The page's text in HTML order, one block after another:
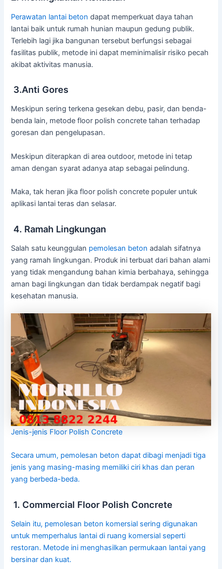
Perawatan lantai beton dapat memperkuat daya tahan
lantai baik untuk rumah hunian maupun gedung publik.
Terlebih lagi jika bangunan tersebut berfungsi sebagai
fasilitas publik, metode ini dapat meminimalisir risiko pecah
akibat aktivitas manusia.
3.Anti Gores
Meskipun sering terkena gesekan debu, pasir, dan benda-
benda lain, metode floor polish concrete tahan terhadap
goresan dan pengelupasan.
Meskipun diterapkan di area outdoor, metode ini tetap
aman dengan syarat adanya atap sebagai pelindung.
Maka, tak heran jika floor polish concrete populer untuk
aplikasi lantai teras dan selasar.
4. Ramah Lingkungan
Salah satu keunggulan pemolesan beton adalah sifatnya
yang ramah lingkungan. Produk ini terbuat dari bahan alami
yang tidak mengandung bahan kimia berbahaya, sehingga
aman bagi lingkungan dan tidak berdampak negatif bagi
kesehatan manusia.
Jenis-jenis Floor Polish Concrete
Secara umum, pemolesan beton dapat dibagi menjadi tiga
jenis yang masing-masing memiliki ciri khas dan peran
yang berbeda-beda.
1. Commercial Floor Polish Concrete
Selain itu, pemolesan beton komersial sering digunakan
untuk memperhalus lantai di ruang komersial seperti
restoran. Metode ini menghasilkan permukaan lantai yang
bersinar dan kuat.